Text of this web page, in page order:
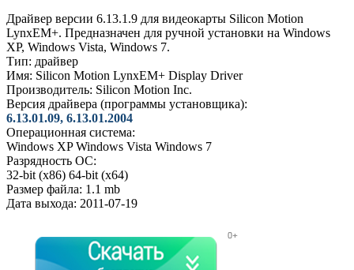
Драйвер версии 6.13.1.9 для видеокарты Silicon Motion
LynxEM+. Предназначен для ручной установки на Windows
XP, Windows Vista, Windows 7.
Тип: драйвер
Имя: Silicon Motion LynxEM+ Display Driver
Производитель: Silicon Motion Inc.
Версия драйвера (программы установщика):
6.13.01.09, 6.13.01.2004
Операционная система:
Windows XP Windows Vista Windows 7
Разрядность ОС:
32-bit (x86) 64-bit (x64)
Размер файла: 1.1 mb
Дата выхода: 2011-07-19